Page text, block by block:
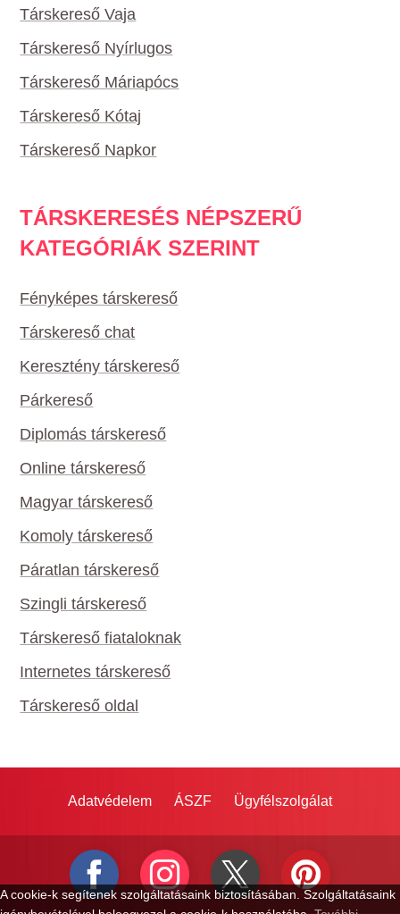
Társkereső Vaja
Társkereső Nyírlugos
Társkereső Máriapócs
Társkereső Kótaj
Társkereső Napkor
TÁRSKERESÉS NÉPSZERŰ
KATEGÓRIÁK SZERINT
Fényképes társkereső
Társkereső chat
Keresztény társkereső
Párkereső
Diplomás társkereső
Online társkereső
Magyar társkereső
Komoly társkereső
Páratlan társkereső
Szingli társkereső
Társkereső fiataloknak
Internetes társkereső
Társkereső oldal
A cookie-k segítenek szolgáltatásaink biztosításában. Szolgáltatásaink
Adatvédelem ÁSZF Ügyfélszolgálat